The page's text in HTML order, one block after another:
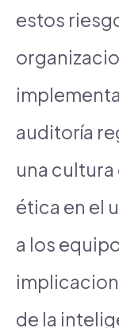
estos
auditoría
una
ética en el
a los
de la